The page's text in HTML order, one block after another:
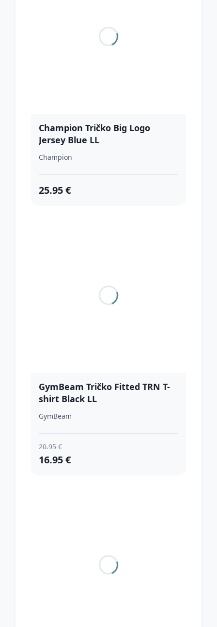
Champion Tričko Big Logo
Jersey Blue LL
Champion
25.95 €
GymBeam Tričko Fitted TRN T-
shirt Black LL
GymBeam
20.95 €
16.95 €